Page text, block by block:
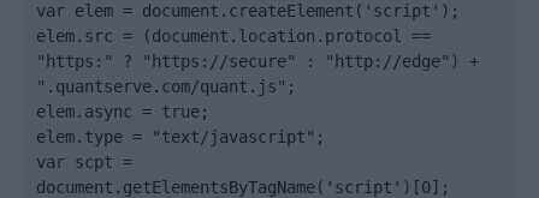
var elem = document.createElement('script');
elem.src = (document.location.protocol ==
"https:" ? "https://secure" : "http://edge") +
".quantserve.com/quant.js";
elem.async = true;
elem.type = "text/javascript";
var scpt =
document.getElementsByTagName('script')[0];